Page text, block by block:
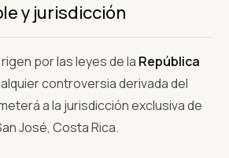
y jurisdicción
por las leyes de la República
controversia derivada del
a la jurisdicción exclusiva de
José, Costa Rica.